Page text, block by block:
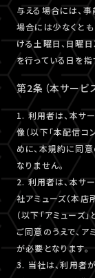
与える場合には、
場合には少なくとも
ける土曜日、日曜
を行っている日を指
第2条（本サービ
1. 利用者は、本サ
像（以下「本配信コ
めに、本規約に同
なりません。
2. 利用者は、本サ
社アミューズ（本店
（以下「アミューズ
ご同意のうえで、ア
が必要となります。
3. 当社は、利用者